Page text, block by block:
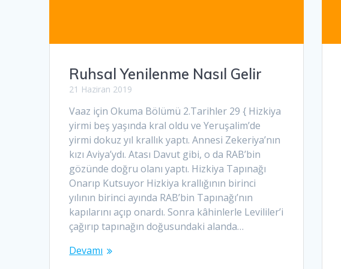
Ruhsal Yenilenme Nasıl Gelir
21 Haziran 2019
Vaaz için Okuma Bölümü 2.Tarihler 29 { Hizkiya
yirmi beş yaşında kral oldu ve Yeruşalim’de
yirmi dokuz yıl krallık yaptı. Annesi Zekeriya’nın
kızı Aviya’ydı. Atası Davut gibi, o da RAB’bin
gözünde doğru olanı yaptı. Hizkiya Tapınağı
Onarıp Kutsuyor Hizkiya krallığının birinci
yılının birinci ayında RAB’bin Tapınağı’nın
kapılarını açıp onardı. Sonra kâhinlerle Levililer’i
çağırıp tapınağın doğusundaki alanda…
Devamı